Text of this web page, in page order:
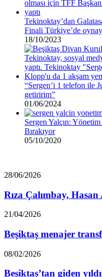
Tekinoktay’dan
Finali Türkiye’de
18/10/2023
“Sergen’i 1 telefon ile
getiririm”
01/06/2024
Sergen Yalçın:
Bırakıyor
05/10/2020
Rıza
Hasan
Arat’a
ateş
28/06/2026
Rıza Çalımbay,
Beşiktaş
transfer
etmiş!
21/04/2026
Beşiktaş menajer
Beşiktaş’tan
yıldızlaşıyor
08/02/2026
Beşiktaş’tan giden